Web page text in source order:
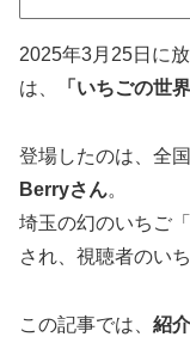
2025年3月25日に
は、
「いちごの世界
登場したのは、全
Berryさん。
埼玉の幻のいちご
され、視聴者のい
この記事では、 紹